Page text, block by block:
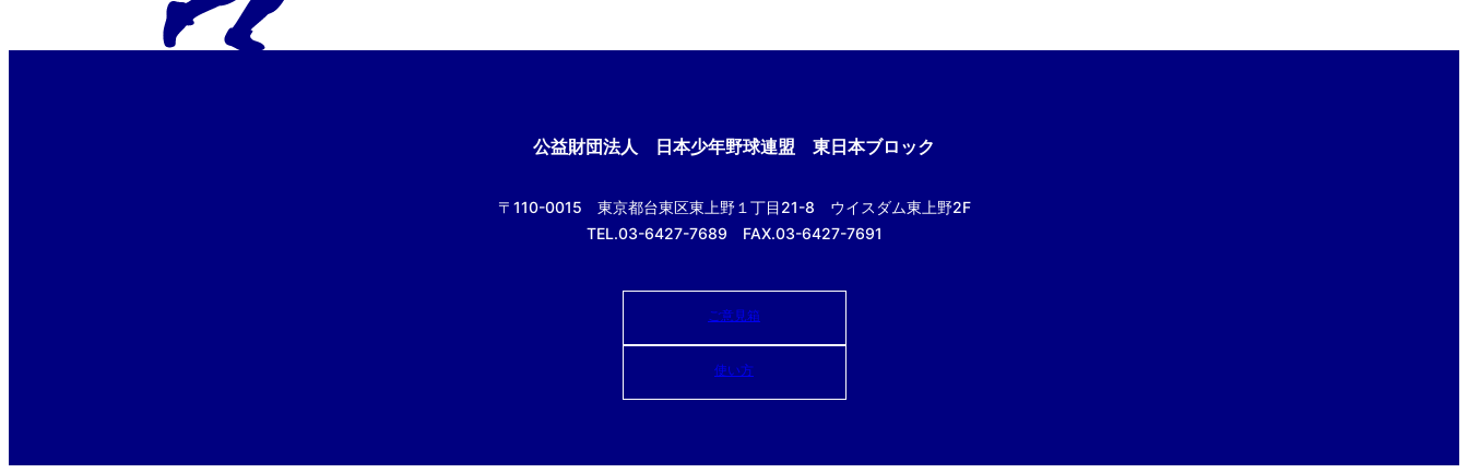
公益財団法人 日本少年野球連盟 東日本ブロック
〒110-0015 東京都台東区東上野１丁目21-8 ウイスダム東上野2F
TEL.03-6427-7689 FAX.03-6427-7691
ご意見箱
使い方